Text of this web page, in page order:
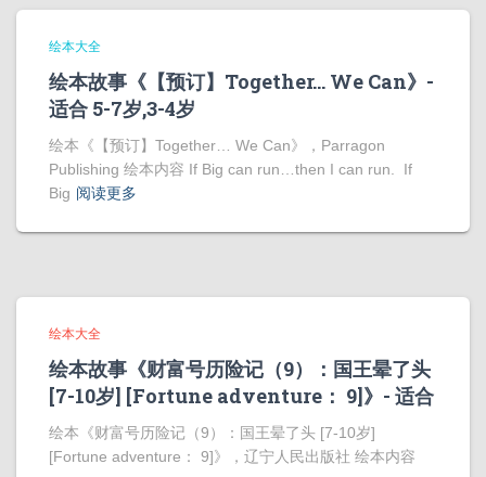
绘本大全
绘本故事《【预订】Together… We Can》-
适合 5-7岁,3-4岁
绘本《【预订】Together… We Can》，Parragon
Publishing 绘本内容 If Big can run…then I can run. If
Big 阅读更多
绘本大全
绘本故事《财富号历险记（9）：国王晕了头
[7-10岁] [Fortune adventure： 9]》- 适合
绘本《财富号历险记（9）：国王晕了头 [7-10岁]
[Fortune adventure： 9]》，辽宁人民出版社 绘本内容